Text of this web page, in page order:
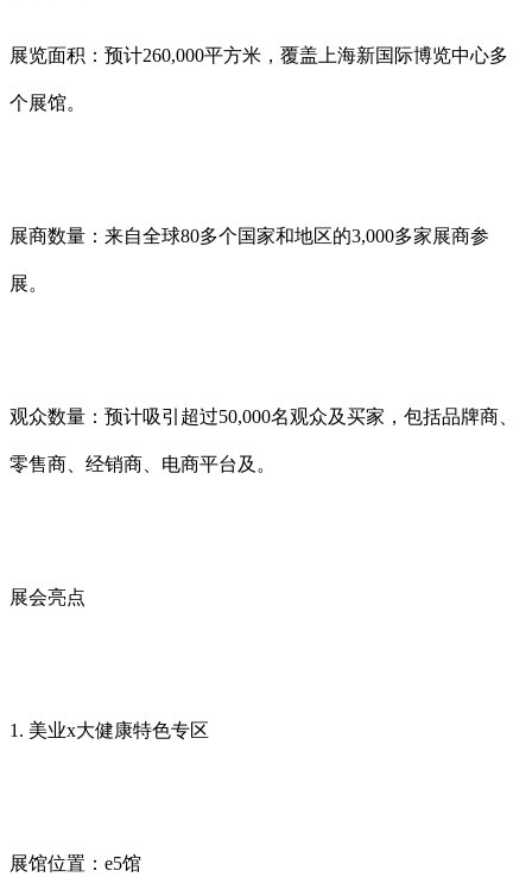
展览面积：预计260,000平方米，覆盖上海新国际博览中心多
个展馆。
展商数量：来自全球80多个国家和地区的3,000多家展商参
展。
观众数量：预计吸引超过50,000名观众及买家，包括品牌商、
零售商、经销商、电商平台及。
展会亮点
1. 美业x大健康特色专区
展馆位置：e5馆